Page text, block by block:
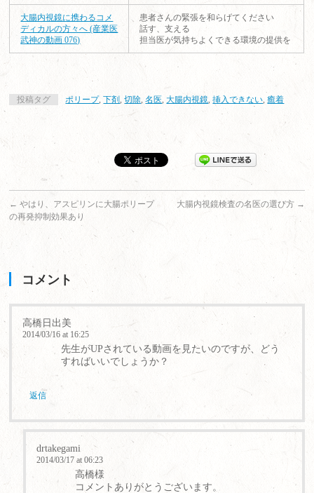
大腸内視鏡に携わるコメ
ディカルの方々へ (産業医
武神の動画 076)
患者さんの緊張を和らげてください
話す、支える
担当医が気持ちよくできる環境の提供を
投稿タグ ポリープ,下剤,切除,名医,大腸内視鏡,挿入できない,癒着
← やはり、アスピリンに大腸ポリープ
の再発抑制効果あり
大腸内視鏡検査の名医の選び方 →
コメント
高橋日出美
2014/03/16 at 16:25
先生がUPされている動画を見たいのですが、どう
すればいいでしょうか？
返信
drtakegami
2014/03/17 at 06:23
高橋様
コメントありがとうございます。